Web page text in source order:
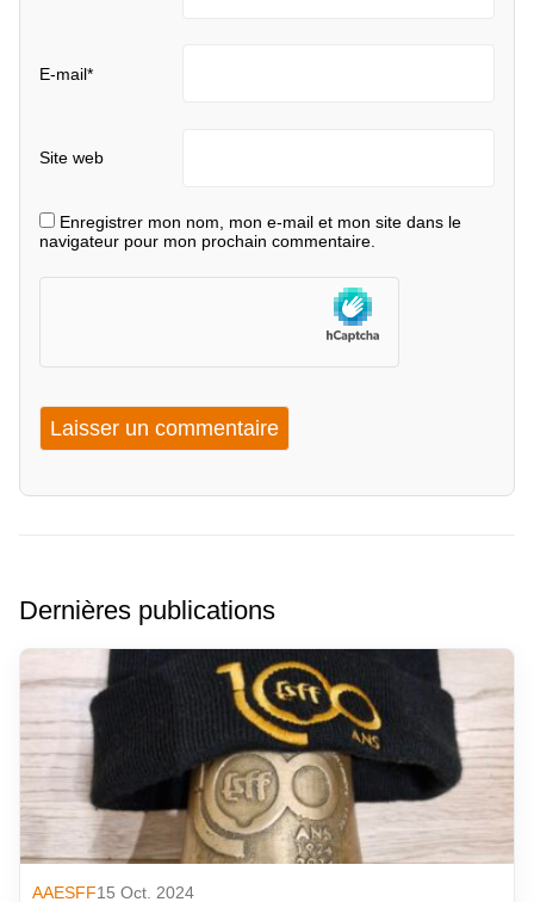
E-mail*
Site web
Enregistrer mon nom, mon e-mail et mon site dans le
navigateur pour mon prochain commentaire.
Dernières publications
AAESFF15 Oct. 2024